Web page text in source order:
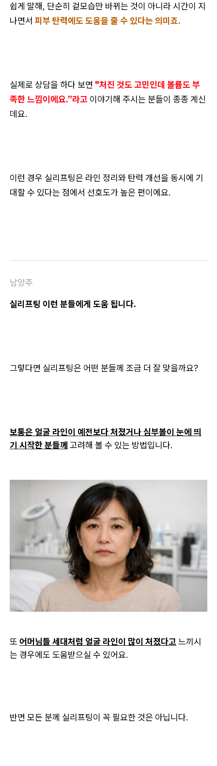
쉽게 말해, 단순히 겉모습만 바뀌는 것이 아니라 시간이 지
나면서 피부 탄력에도 도움을 줄 수 있다는 의미죠.
실제로 상담을 하다 보면 "처진 것도 고민인데 볼륨도 부
족한 느낌이에요.”라고 이야기해 주시는 분들이 종종 계신
데요.
이런 경우 실리프팅은 라인 정리와 탄력 개선을 동시에 기
대할 수 있다는 점에서 선호도가 높은 편이에요.
남양주
실리프팅 이런 분들에게 도움 됩니다.
그렇다면 실리프팅은 어떤 분들께 조금 더 잘 맞을까요?
보통은 얼굴 라인이 예전보다 처졌거나 심부볼이 눈에 띄
기 시작한 분들께 고려해 볼 수 있는 방법입니다.
또 어머님들 세대처럼 얼굴 라인이 많이 처졌다고느끼시
는 경우에도 도움받으실 수 있어요.
반면 모든 분께 실리프팅이 꼭 필요한 것은 아닙니다.